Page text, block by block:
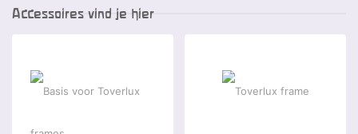
Accessoires vind je hier